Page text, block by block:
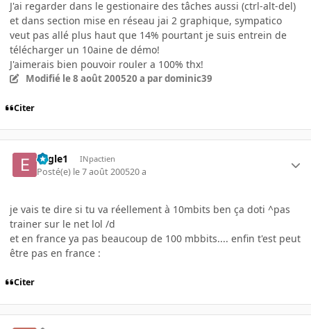
J'ai regarder dans le gestionaire des tâches aussi (ctrl-alt-del)
et dans section mise en réseau jai 2 graphique, sympatico
veut pas allé plus haut que 14% pourtant je suis entrein de
télécharger un 10aine de démo!
J'aimerais bien pouvoir rouler a 100% thx!
Modifié le 8 août 200520 a par dominic39
Citer
Eagle1 INpactien
Posté(e) le 7 août 200520 a
je vais te dire si tu va réellement à 10mbits ben ça doti ^pas
trainer sur le net lol /d
et en france ya pas beaucoup de 100 mbbits.... enfin t'est peut
être pas en france :
Citer